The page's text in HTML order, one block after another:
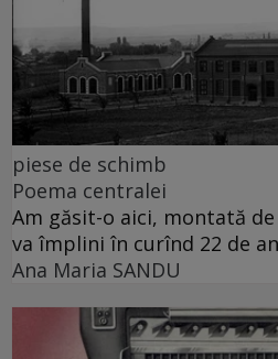
piese de schimb
Poema centralei
Am găsit-o aici, montată
va împlini în curînd 22 de
Ana Maria SANDU